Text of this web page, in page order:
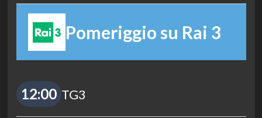
Pomeriggio su Rai 3
12:00 TG3